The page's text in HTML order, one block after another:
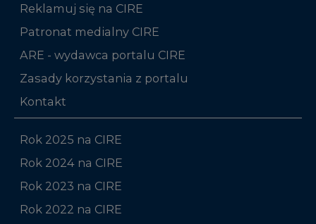
Reklamuj się na CIRE
Patronat medialny CIRE
ARE - wydawca portalu CIRE
Zasady korzystania z portalu
Kontakt
Rok 2025 na CIRE
Rok 2024 na CIRE
Rok 2023 na CIRE
Rok 2022 na CIRE